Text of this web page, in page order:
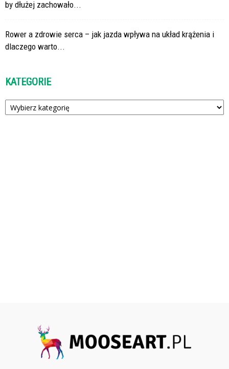
by dłużej zachowało...
Rower a zdrowie serca – jak jazda wpływa na układ krążenia i
dlaczego warto...
KATEGORIE
Kategorie